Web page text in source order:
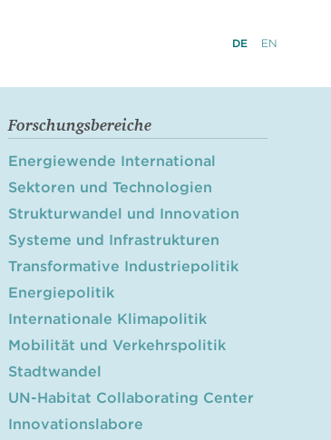
DE EN
Forschungsbereiche
Energiewende International
Sektoren und Technologien
Strukturwandel und Innovation
Systeme und Infrastrukturen
Transformative Industriepolitik
Energiepolitik
Internationale Klimapolitik
Mobilität und Verkehrspolitik
Stadtwandel
UN-Habitat Collaborating Center
Innovationslabore